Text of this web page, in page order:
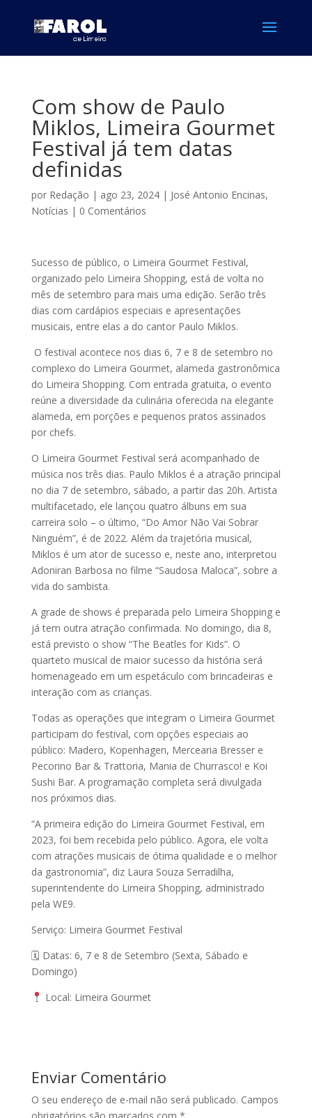
Com show de Paulo
Miklos, Limeira Gourmet
Festival já tem datas
definidas
por Redação | ago 23, 2024| José Antonio Encinas,
Notícias | 0 Comentários
Sucesso de público, o Limeira Gourmet Festival,
organizado pelo Limeira Shopping, está de volta no
mês de setembro para mais uma edição. Serão três
dias com cardápios especiais e apresentações
musicais, entre elas a do cantor Paulo Miklos.
O festival acontece nos dias 6, 7 e 8 de setembro no
complexo do Limeira Gourmet, alameda gastronômica
do Limeira Shopping. Com entrada gratuita, o evento
reúne a diversidade da culinária oferecida na elegante
alameda, em porções e pequenos pratos assinados
por chefs.
O Limeira Gourmet Festival será acompanhado de
música nos três dias. Paulo Miklos é a atração principal
no dia 7 de setembro, sábado, a partir das 20h. Artista
multifacetado, ele lançou quatro álbuns em sua
carreira solo – o último, “Do Amor Não Vai Sobrar
Ninguém”, é de 2022. Além da trajetória musical,
Miklos é um ator de sucesso e, neste ano, interpretou
Adoniran Barbosa no filme “Saudosa Maloca”, sobre a
vida do sambista.
A grade de shows é preparada pelo Limeira Shopping e
já tem outra atração confirmada. No domingo, dia 8,
está previsto o show “The Beatles for Kids”. O
quarteto musical de maior sucesso da história será
homenageado em um espetáculo com brincadeiras e
interação com as crianças.
Todas as operações que integram o Limeira Gourmet
participam do festival, com opções especiais ao
público: Madero, Kopenhagen, Mercearia Bresser e
Pecorino Bar & Trattoria, Mania de Churrasco! e Koi
Sushi Bar. A programação completa será divulgada
nos próximos dias.
“A primeira edição do Limeira Gourmet Festival, em
2023, foi bem recebida pelo público. Agora, ele volta
com atrações musicais de ótima qualidade e o melhor
da gastronomia”, diz Laura Souza Serradilha,
superintendente do Limeira Shopping, administrado
pela WE9.
Serviço: Limeira Gourmet Festival
🗓 Datas: 6, 7 e 8 de Setembro (Sexta, Sábado e
Domingo)
Local: Limeira Gourmet
Enviar Comentário
O seu endereço de e-mail não será publicado. Campos